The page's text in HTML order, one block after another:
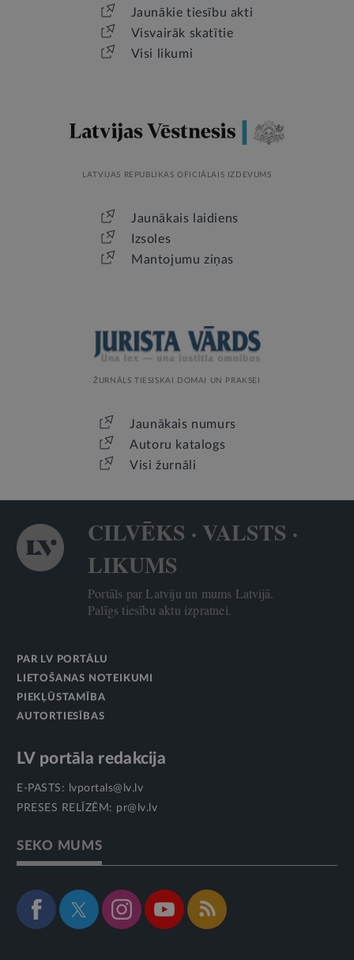
Jaunākie tiesību akti
Visvairāk skatītie
Visi likumi
LATVIJAS REPUBLIKAS OFICIĀLAIS IZDEVUMS
Jaunākais laidiens
Izsoles
Mantojumu ziņas
ŽURNĀLS TIESISKAI DOMAI UN PRAKSEI
Jaunākais numurs
Autoru katalogs
Visi žurnāli
CILVĒKS · VALSTS ·
LIKUMS
Portāls par Latviju un mums Latvijā.
Palīgs tiesību aktu izpratnei.
PAR LV PORTĀLU
LIETOŠANAS NOTEIKUMI
PIEKĻŪSTAMĪBA
AUTORTIESĪBAS
LV portāla redakcija
E-PASTS:
lvportals@lv.lv
PRESES RELĪZĒM: pr@lv.lv
SEKO MUMS